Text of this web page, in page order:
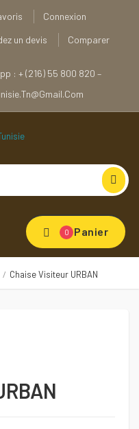
Connexion
un devis Comparer
: + (216) 55 800 820 –
0 Panier
Chaise Visiteur URBAN